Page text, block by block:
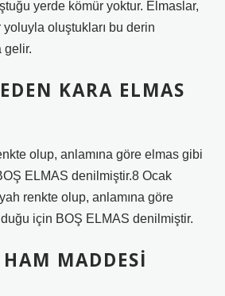
yerde kömür yoktur. Elmaslar,
oluştukları bu derin
gelir.
KARA ELMAS
olup, anlamına göre elmas gibi
ELMAS denilmiştir.8 Ocak
renkte olup, anlamına göre
için BOŞ ELMAS denilmiştir.
MADDESI